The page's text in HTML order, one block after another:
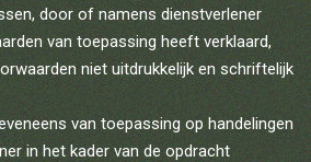
door of namens dienstverlener
van toepassing heeft verklaard,
niet uitdrukkelijk en schriftelijk
van toepassing op handelingen
in het kader van de opdracht